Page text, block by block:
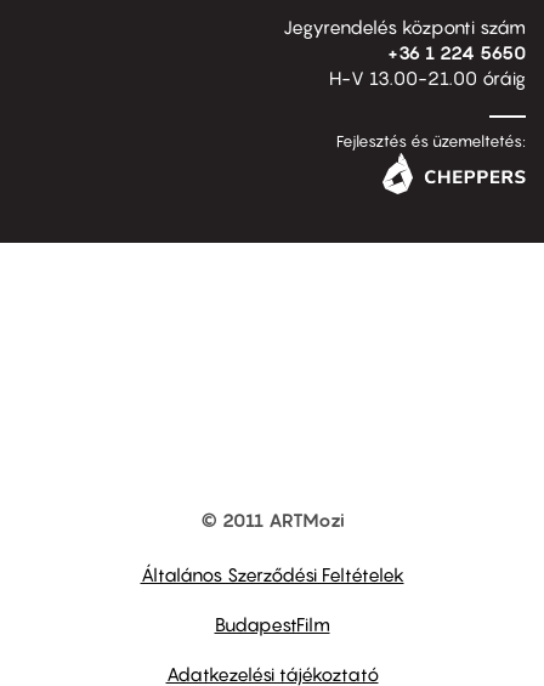
Jegyrendelés központi szám
+36 1 224 5650
H-V 13.00-21.00 óráig
Fejlesztés és üzemeltetés:
© 2011 ARTMozi
Általános Szerződési Feltételek
BudapestFilm
Adatkezelési tájékoztató